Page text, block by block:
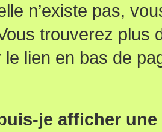
n’existe pas,
trouverez plus
le lien en bas de
je afficher